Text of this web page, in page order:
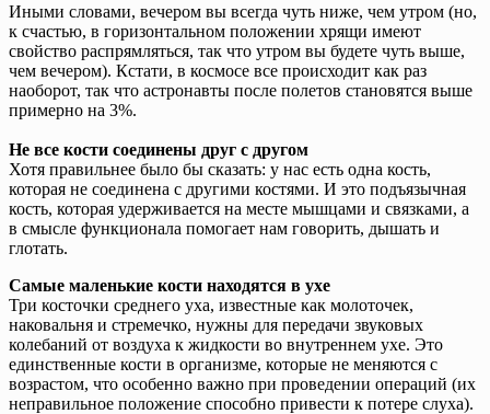
Иными словами, вечером вы всегда чуть ниже, чем утром (но,
к счастью, в горизонтальном положении хрящи имеют
свойство распрямляться, так что утром вы будете чуть выше,
чем вечером). Кстати, в космосе все происходит как раз
наоборот, так что астронавты после полетов становятся выше
примерно на 3%.
Не все кости соединены друг с другом
Хотя правильнее было бы сказать: у нас есть одна кость,
которая не соединена с другими костями. И это подъязычная
кость, которая удерживается на месте мышцами и связками, а
в смысле функционала помогает нам говорить, дышать и
глотать.
Самые маленькие кости находятся в ухе
Три косточки среднего уха, известные как молоточек,
наковальня и стремечко, нужны для передачи звуковых
колебаний от воздуха к жидкости во внутреннем ухе. Это
единственные кости в организме, которые не меняются с
возрастом, что особенно важно при проведении операций (их
неправильное положение способно привести к потере слуха).